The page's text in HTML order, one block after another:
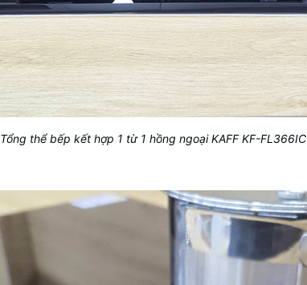
Tổng thể bếp kết hợp 1 từ 1 hồng ngoại KAFF KF-FL366IC